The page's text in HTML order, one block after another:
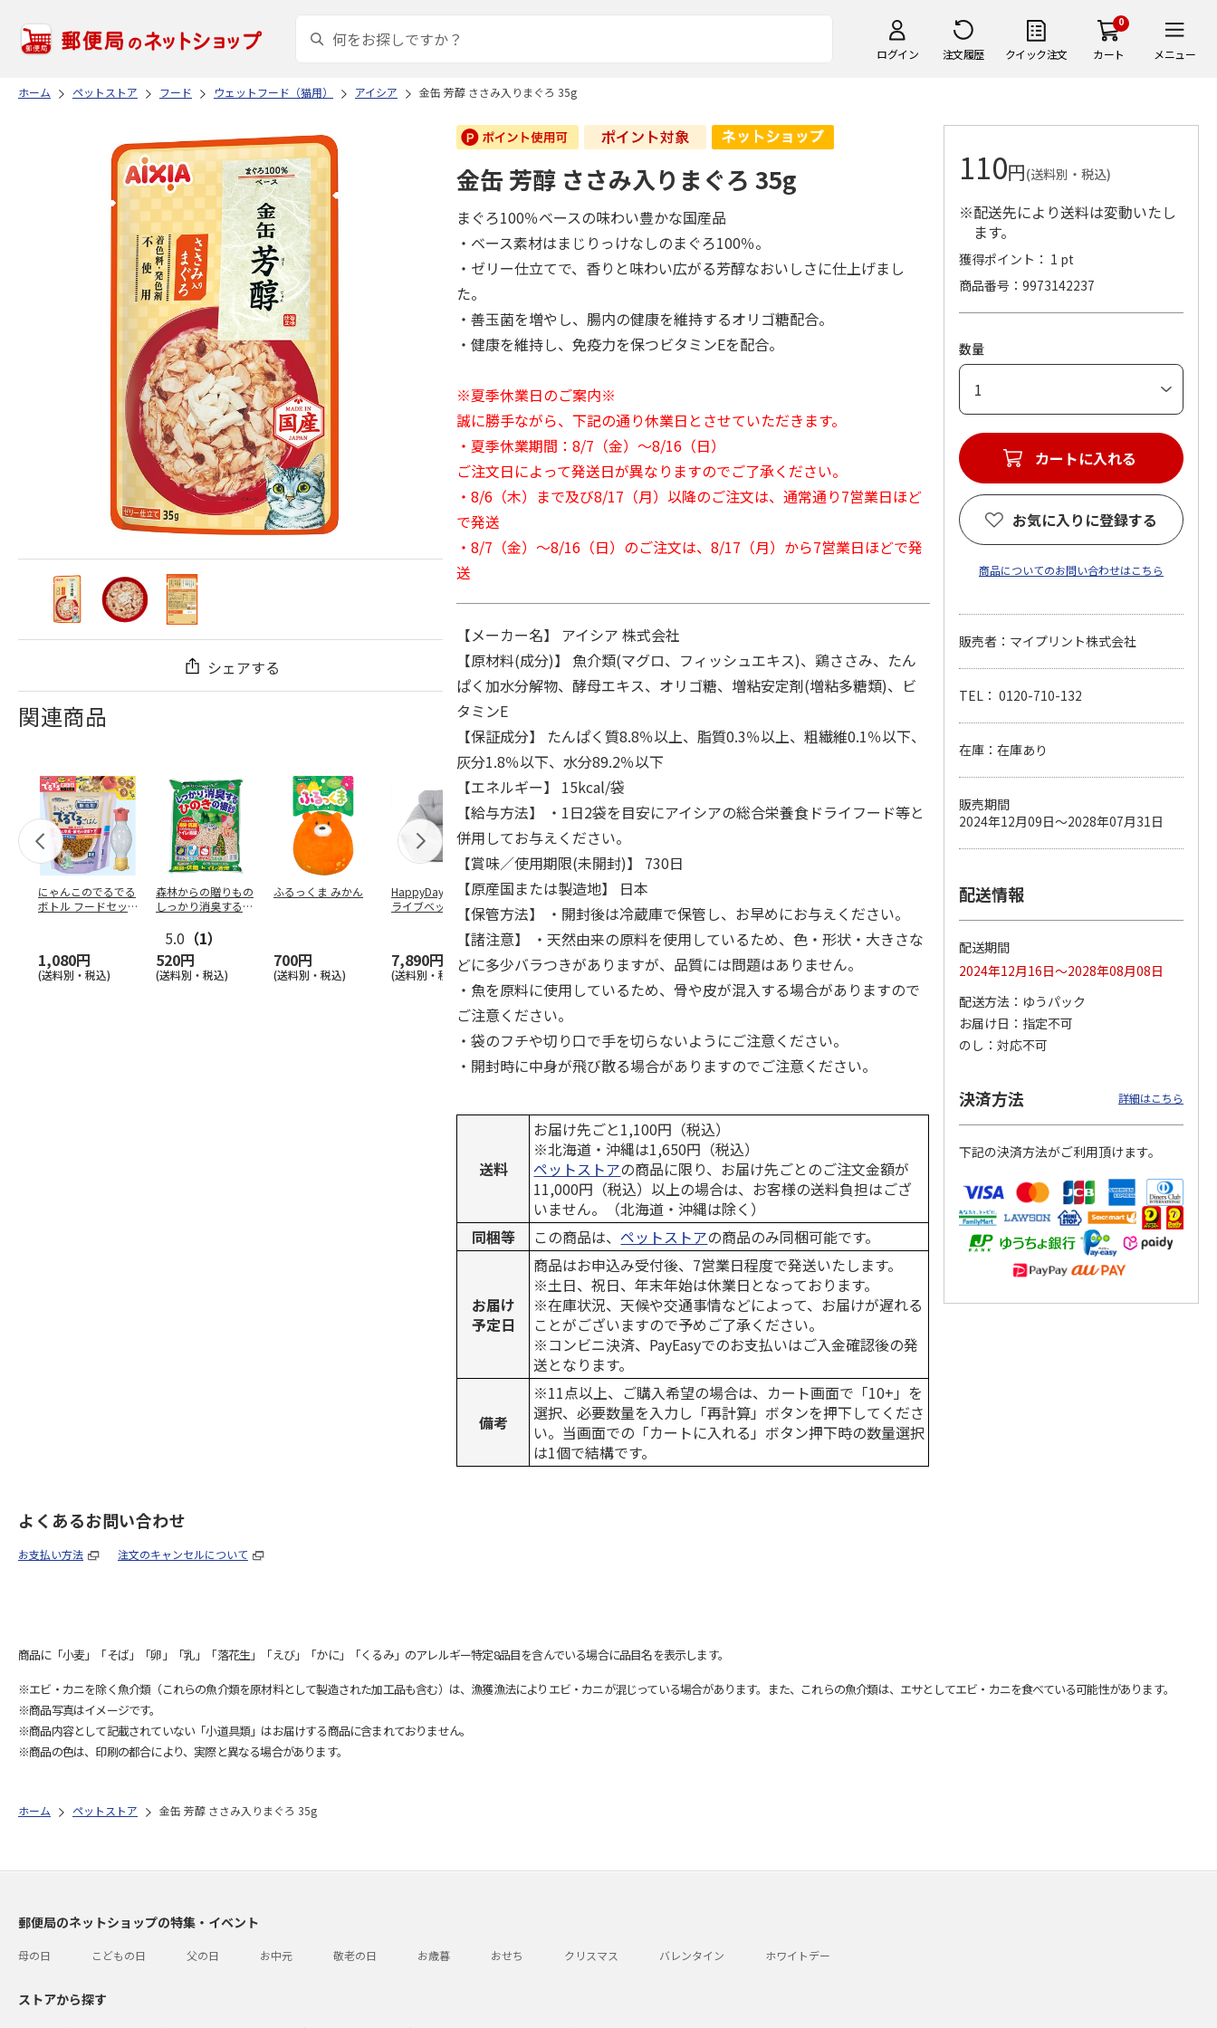
ログイン 注文履歴 クイック注文
0
カート メニュー
ホーム ペットストア フード ウェットフード（猫用） アイシア 金缶 芳醇 ささみ入りまぐろ 35g
シェアする
関連商品
にゃんこのでるでる
ボトル フードセッ
1,080円
(送料別・税込)
森林からの贈りもの
しっかり消臭するひ
5.0 （1）
520円
(送料別・税込)
ふるっくま みかん
700円
(送料別・税込)
HappyDays 2wayド
ライブベッド グレ
7,890円
(送料別・税込)
獣医師開発 ニオイ
をとる砂専用 猫ト
イレ ナチュラルグ
レー
1,550円
(送料別・税込)
デオトイレ 飛び散
らない消臭・抗菌サ
ンド 4L
1,320円
(送料別・税込)
ムデンタルコーン
ぐるぐるボーン型 S
…
470円
(送料別・税込)
チ 健康に育つ子ね
こ用 まぐろ・かつ
おに…
ペット線香 虹のか
なた フルーティフ
ローラルの香り
590円
(送料別・税込)
100円
(送料別・税込)
金缶 芳醇 ささみ入りまぐろ 35g
まぐろ100％ベースの味わい豊かな国産品
・ベース素材はまじりっけなしのまぐろ100％。
・ゼリー仕立てで、香りと味わい広がる芳醇なおいしさに仕上げまし
た。
・善玉菌を増やし、腸内の健康を維持するオリゴ糖配合。
・健康を維持し、免疫力を保つビタミンEを配合。
※夏季休業日のご案内※
誠に勝手ながら、下記の通り休業日とさせていただきます。
・夏季休業期間：8/7（金）～8/16（日）
ご注文日によって発送日が異なりますのでご了承ください。
・8/6（木）まで及び8/17（月）以降のご注文は、通常通り7営業日ほど
で発送
・8/7（金）～8/16（日）のご注文は、8/17（月）から7営業日ほどで発
送
【メーカー名】 アイシア 株式会社
【原材料(成分)】 魚介類(マグロ、フィッシュエキス)、鶏ささみ、たん
ぱく加水分解物、酵母エキス、オリゴ糖、増粘安定剤(増粘多糖類)、ビ
タミンE
【保証成分】 たんぱく質8.8％以上、脂質0.3％以上、粗繊維0.1％以下、
灰分1.8％以下、水分89.2％以下
【エネルギー】 15kcal/袋
【給与方法】 ・1日2袋を目安にアイシアの総合栄養食ドライフード等と
併用してお与えください。
【賞味／使用期限(未開封)】 730日
【原産国または製造地】 日本
【保管方法】 ・開封後は冷蔵庫で保管し、お早めにお与えください。
【諸注意】 ・天然由来の原料を使用しているため、色・形状・大きさな
どに多少バラつきがありますが、品質には問題はありません。
・魚を原料に使用しているため、骨や皮が混入する場合がありますので
ご注意ください。
・袋のフチや切り口で手を切らないようにご注意ください。
・開封時に中身が飛び散る場合がありますのでご注意ください。
送料
お届け先ごと1,100円（税込）
※北海道・沖縄は1,650円（税込）
ペットストアの商品に限り、お届け先ごとのご注文金額が
11,000円（税込）以上の場合は、お客様の送料負担はござ
いません。（北海道・沖縄は除く）
同梱等
この商品は、ペットストアの商品のみ同梱可能です。
お届け
予定日
商品はお申込み受付後、7営業日程度で発送いたします。
※土日、祝日、年末年始は休業日となっております。
※在庫状況、天候や交通事情などによって、お届けが遅れる
ことがございますので予めご了承ください。
※コンビニ決済、PayEasyでのお支払いはご入金確認後の発
送となります。
備考
※11点以上、ご購入希望の場合は、カート画面で「10+」を
選択、必要数量を入力し「再計算」ボタンを押下してくださ
い。当画面での「カートに入れる」ボタン押下時の数量選択
は1個で結構です。
110円(送料別・税込)
※配送先により送料は変動いたし
ます。
獲得ポイント： 1 pt
商品番号
9973142237
数量
カートに入れる
お気に入りに登録する
商品についてのお問い合わせはこちら
販売者：マイプリント株式会社
TEL： 0120-710-132
在庫：在庫あり
販売期間
2024年12月09日～2028年07月31日
配送情報
配送期間
2024年12月16日～2028年08月08日
配送方法
ゆうパック
お届け日
指定不可
のし
対応不可
決済方法 詳細はこちら
下記の決済方法がご利用頂けます。
よくあるお問い合わせ
お支払い方法 注文のキャンセルについて
商品に「小麦」「そば」「卵」「乳」「落花生」「えび」「かに」「くるみ」のアレルギー特定8品目を含んでいる場合に品目名を表示します。
※エビ・カニを除く魚介類（これらの魚介類を原材料として製造された加工品も含む）は、漁獲漁法によりエビ・カニが混じっている場合があります。また、これらの魚介類は、エサとしてエビ・カニを食べている可能性があります。
※商品写真はイメージです。
※商品内容として記載されていない「小道具類」はお届けする商品に含まれておりません。
※商品の色は、印刷の都合により、実際と異なる場合があります。
ホーム ペットストア 金缶 芳醇 ささみ入りまぐろ 35g
郵便局のネットショップの特集・イベント
母の日 こどもの日 父の日 お中元 敬老の日 お歳暮 おせち クリスマス バレンタイン ホワイトデー
ストアから探す